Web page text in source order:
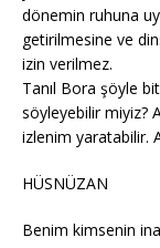
dönemin ruhuna
getirilmesine ve
izin verilmez.
Tanıl Bora şöyle
söyleyebilir miyiz?
izlenim yaratabilir.
HÜSNÜZAN
Benim kimsenin